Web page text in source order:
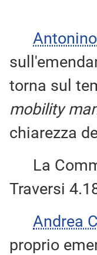
torna sul
mobility
chiarezza
La
Traversi
Andrea
proprio